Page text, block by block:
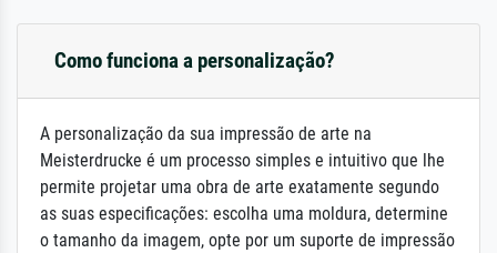
Como funciona a personalização?
A personalização da sua impressão de arte na
Meisterdrucke é um processo simples e intuitivo que lhe
permite projetar uma obra de arte exatamente segundo
as suas especificações: escolha uma moldura, determine
o tamanho da imagem, opte por um suporte de impressão